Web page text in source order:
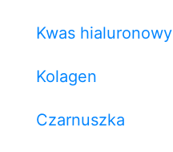
Kwas hialuronowy
Kolagen
Czarnuszka